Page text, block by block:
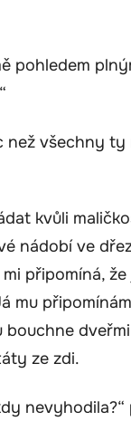
pohledem
než všechny
kvůli
nádobí ve
připomíná,
mu
bouchne
ze zdi.